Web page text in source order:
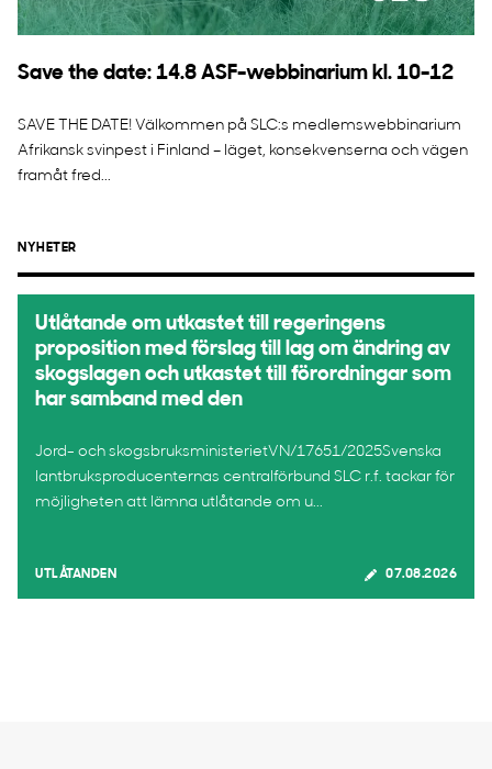
Save the date: 14.8 ASF-webbinarium kl. 10-12
SAVE THE DATE! Välkommen på SLC:s medlemswebbinarium
Afrikansk svinpest i Finland – läget, konsekvenserna och vägen
framåt fred...
NYHETER
Utlåtande om utkastet till regeringens
proposition med förslag till lag om ändring av
skogslagen och utkastet till förordningar som
har samband med den
Jord- och skogsbruksministerietVN/17651/2025Svenska
lantbruksproducenternas centralförbund SLC r.f. tackar för
möjligheten att lämna utlåtande om u...
UTLÅTANDEN 07.08.2026